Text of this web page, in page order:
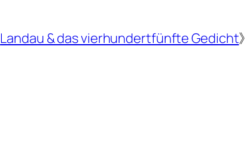
Landau & das vierhundertfünfte Gedicht》